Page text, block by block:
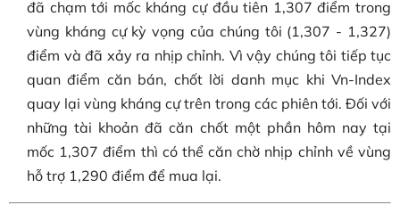
đã chạm tới mốc kháng cự đầu tiên 1,307 điểm trong
vùng kháng cự kỳ vọng của chúng tôi (1,307 - 1,327)
điểm và đã xảy ra nhịp chỉnh. Vì vậy chúng tôi tiếp tục
quan điểm căn bán, chốt lời danh mục khi Vn-Index
quay lại vùng kháng cự trên trong các phiên tới. Đối với
những tài khoản đã căn chốt một phần hôm nay tại
mốc 1,307 điểm thì có thể căn chờ nhịp chỉnh về vùng
hỗ trợ 1,290 điểm để mua lại.